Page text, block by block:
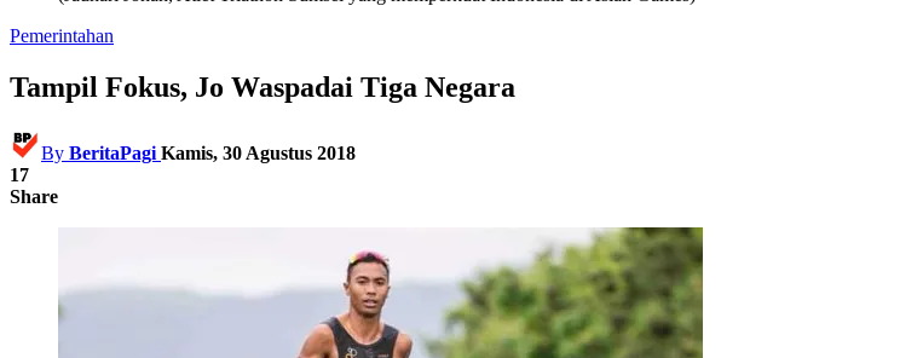
Pemerintahan
Tampil Fokus, Jo Waspadai Tiga Negara
By BeritaPagi Kamis, 30 Agustus 2018
17
Share